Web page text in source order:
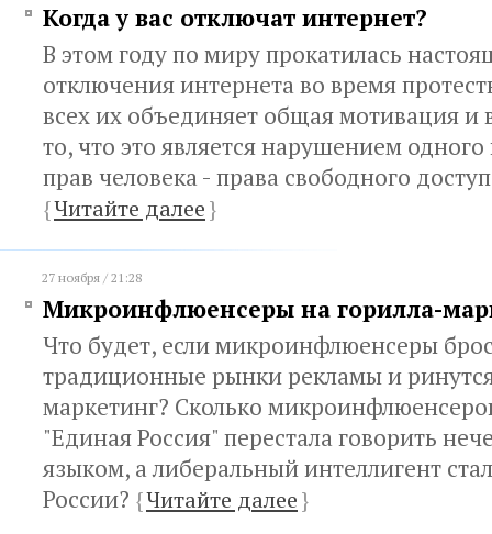
Когда у вас отключат интернет?
В этом году по миру прокатилась
отключения интернета во время
всех их объединяет общая мотивация и
то, что это является нарушением
прав человека - права свободного
{Читайте далее}
27 ноября / 21:28
Микроинфлюенсеры на горилла-
Что будет, если микроинфлюенсеры
традиционные рынки рекламы и
маркетинг? Сколько
"Единая Россия" перестала говорить
языком, а либеральный интеллигент
России? {Читайте далее}